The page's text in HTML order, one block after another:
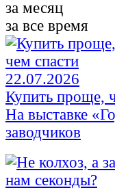
за месяц
за все время
22.07.2026
Купить проще,
На выставке
заводчиков